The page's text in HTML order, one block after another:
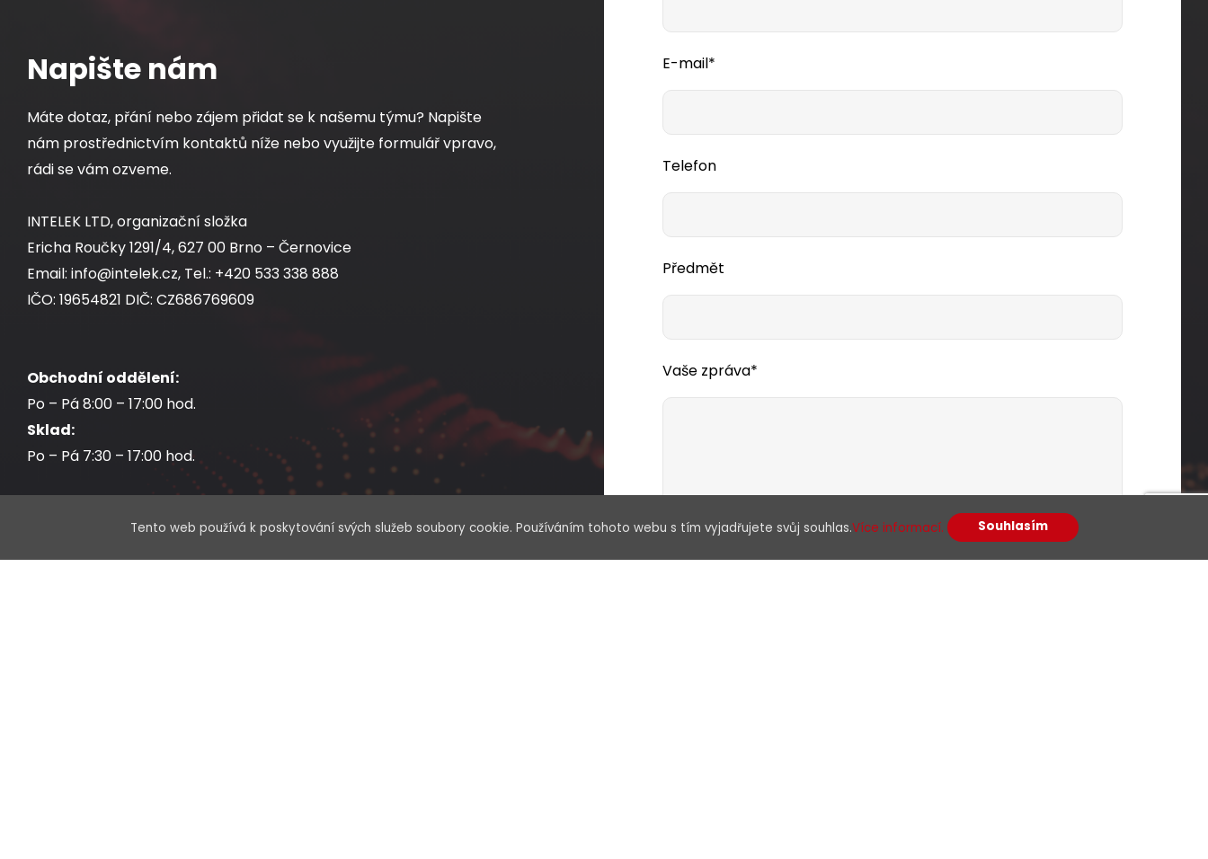
Napište nám
Máte dotaz, přání nebo zájem přidat se k našemu týmu? Napište
nám prostřednictvím kontaktů níže nebo využijte formulář vpravo,
rádi se vám ozveme.
INTELEK LTD, organizační složka
Ericha Roučky 1291/4, 627 00 Brno – Černovice
Email: info@intelek.cz, Tel.: +420 533 338 888
IČO: 19654821 DIČ: CZ686769609
Obchodní oddělení:
Po – Pá 8:00 – 17:00 hod.
Sklad:
Po – Pá 7:30 – 17:00 hod.
E-mail*
Telefon
Předmět
Vaše zpráva*
Souhlasím se zpracováním osobních údajů
Tento web používá k poskytování svých služeb soubory cookie. Používáním tohoto webu s tím vyjadřujete svůj souhlas.Více informací. Souhlasím